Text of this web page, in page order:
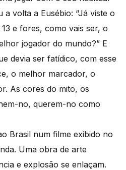
a volta a Eusébio: “Já viste o
e fores, como vais ser, o
jogador do mundo?” E
devia ser fatídico, com esse
o melhor marcador, o
As cores do mito, os
no, querem-no como
Brasil num filme exibido no
Uma obra de arte
e explosão se enlaçam.